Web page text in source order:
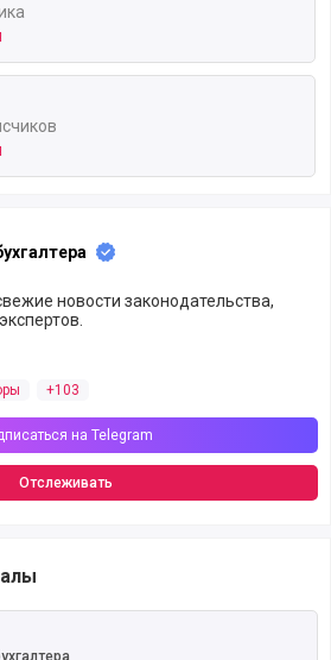
новости законодательства,
+103
на Telegram
Отслеживать